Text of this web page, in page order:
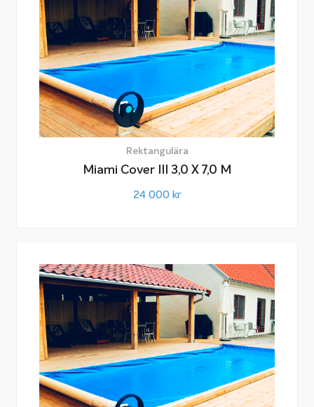
Rektangulära
Miami Cover III 3,0 X 7,0 M
24 000 kr